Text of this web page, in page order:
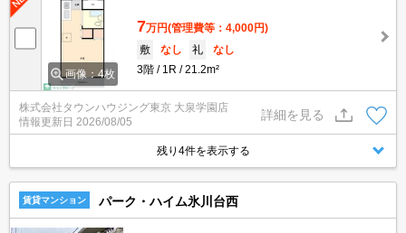
画像：4枚
7万円(管理費等：4,000円)
敷
なし 礼
なし
3階
1R 21.2m²
株式会社タウンハウジング東京 大泉学園店
情報更新日 2026/08/05
詳細を見る
残り4件を表示する
賃貸マンション パーク・ハイム氷川台西